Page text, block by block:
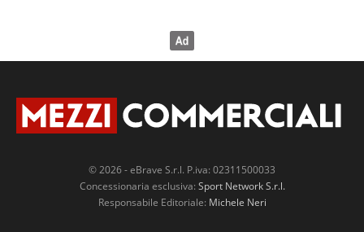
© 2026 - eBrave S.r.l. P.iva: 02311500033
Concessionaria esclusiva: Sport Network S.r.l.
Responsabile Editoriale: Michele Neri